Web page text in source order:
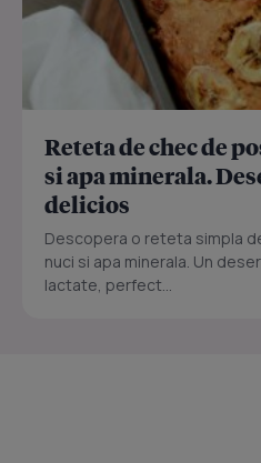
Reteta de chec de
si apa minerala.
delicios
Descopera o reteta simpla
nuci si apa minerala. Un
lactate, perfect...